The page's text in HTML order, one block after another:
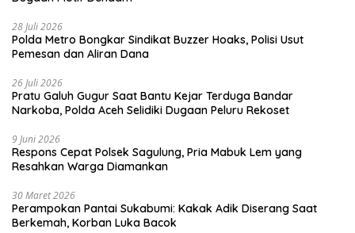
28 Juli 2026
Polda Metro Bongkar Sindikat Buzzer Hoaks, Polisi Usut
Pemesan dan Aliran Dana
26 Juli 2026
Pratu Galuh Gugur Saat Bantu Kejar Terduga Bandar
Narkoba, Polda Aceh Selidiki Dugaan Peluru Rekoset
9 Juni 2026
Respons Cepat Polsek Sagulung, Pria Mabuk Lem yang
Resahkan Warga Diamankan
30 Maret 2026
Perampokan Pantai Sukabumi: Kakak Adik Diserang Saat
Berkemah, Korban Luka Bacok